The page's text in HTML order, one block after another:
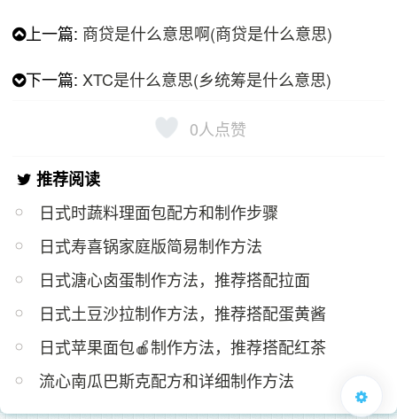
上一篇: 商贷是什么意思啊(商贷是什么意思)
下一篇: XTC是什么意思(乡统筹是什么意思)
0人点赞
推荐阅读
日式时蔬料理面包配方和制作步骤
日式寿喜锅家庭版简易制作方法
日式溏心卤蛋制作方法，推荐搭配拉面
日式土豆沙拉制作方法，推荐搭配蛋黄酱
日式苹果面包🍎制作方法，推荐搭配红茶
流心南瓜巴斯克配方和详细制作方法